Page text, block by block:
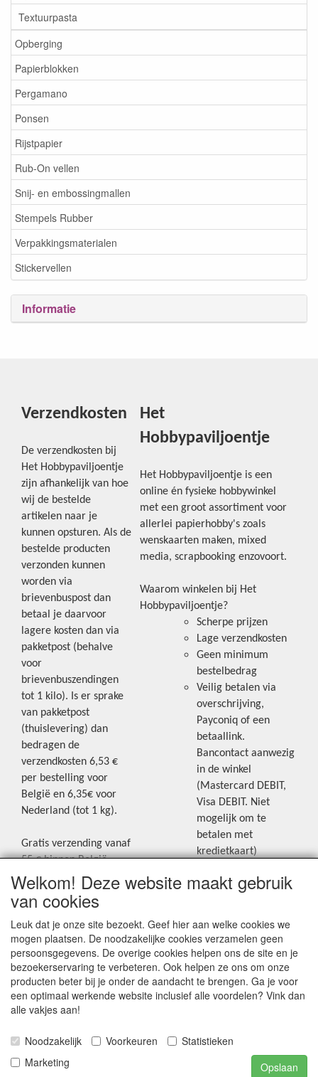
Textuurpasta
Opberging
Papierblokken
Pergamano
Ponsen
Rijstpapier
Rub-On vellen
Snij- en embossingmallen
Stempels Rubber
Verpakkingsmaterialen
Stickervellen
Informatie
Verzendkosten
De verzendkosten bij
Het Hobbypaviljoentje
zijn afhankelijk van hoe
wij de bestelde
artikelen naar je
kunnen opsturen. Als de
bestelde producten
verzonden kunnen
worden via
brievenbuspost dan
betaal je daarvoor
lagere kosten dan via
pakketpost (behalve
voor
brievenbuszendingen
tot 1 kilo). Is er sprake
van pakketpost
(thuislevering) dan
bedragen de
verzendkosten 6,53 €
per bestelling voor
België en 6,35€ voor
Nederland (tot 1 kg).
Gratis verzending vanaf
55 € binnen België.
Gratis verzending vanaf
65 € naar Nederland.
Levering andere
landen: geen gratis
verzending, portkosten
worden aangerekend.
Zie voor een overzicht
van alle verzendkosten
"Verzendkosten" op de
homepagina.
Het
Hobbypaviljoentje
Het Hobbypaviljoentje is een
online én fysieke hobbywinkel
met een groot assortiment voor
allerlei papierhobby's zoals
wenskaarten maken, mixed
media, scrapbooking enzovoort.
Waarom winkelen bij Het
Hobbypaviljoentje?
Scherpe prijzen
Lage verzendkosten
Geen minimum
bestelbedrag
Veilig betalen via
overschrijving,
Payconiq of een
betaallink.
Bancontact aanwezig
in de winkel
(Mastercard DEBIT,
Visa DEBIT. Niet
mogelijk om te
betalen met
kredietkaart)
Blijf op de hoogte van de laatste
onze Facebookpagina.
Welkom! Deze website maakt gebruik
van cookies
Leuk dat je onze site bezoekt. Geef hier aan welke cookies we
mogen plaatsen. De noodzakelijke cookies verzamelen geen
persoonsgegevens. De overige cookies helpen ons de site en je
bezoekerservaring te verbeteren. Ook helpen ze ons om onze
producten beter bij je onder de aandacht te brengen. Ga je voor
een optimaal werkende website inclusief alle voordelen? Vink dan
alle vakjes aan!
Noodzakelijk Voorkeuren
Statistieken
Marketing
Opslaan